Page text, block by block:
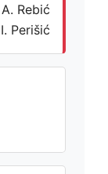
A. Rebić
I. Perišić